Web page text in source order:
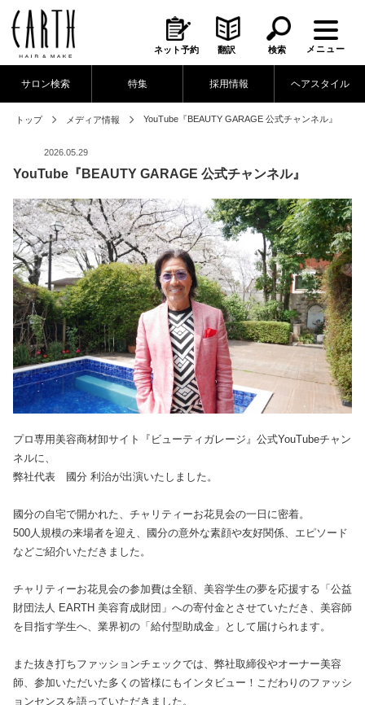
ネット予約 翻訳 検索 メニュー
サロン検索 特集 採用情報 ヘアスタイル
トップ メディア情報 YouTube『BEAUTY GARAGE 公式チャンネル』
2026.05.29
YouTube『BEAUTY GARAGE 公式チャンネル』
プロ専用美容商材卸サイト『ビューティガレージ』公式YouTubeチャン
ネルに、
弊社代表 國分 利治が出演いたしました。
國分の自宅で開かれた、チャリティーお花見会の一日に密着。
500人規模の来場者を迎え、國分の意外な素顔や友好関係、エピソード
などご紹介いただきました。
チャリティーお花見会の参加費は全額、美容学生の夢を応援する「公益
財団法人 EARTH 美容育成財団」への寄付金とさせていただき、美容師
を目指す学生へ、業界初の「給付型助成金」として届けられます。
また抜き打ちファッションチェックでは、弊社取締役やオーナー美容
師、参加いただいた多くの皆様にもインタビュー！こだわりのファッシ
ョンセンスを語っていただきました。